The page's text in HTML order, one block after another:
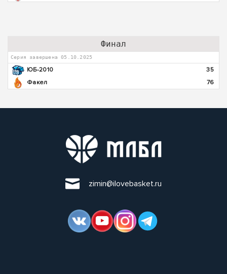
Финал
Серия завершена 05.10.2025
ЮБ-2010
35
Факел
76
zimin@ilovebasket.ru